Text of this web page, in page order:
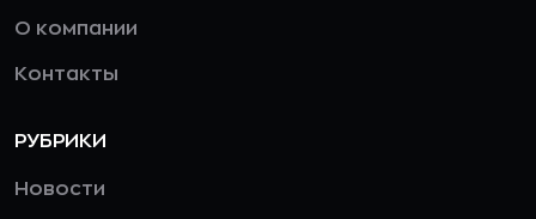
О компании
Контакты
РУБРИКИ
Новости